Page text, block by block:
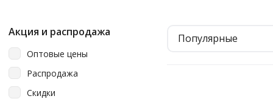
Акция и распродажа
Оптовые цены
Распродажа
Скидки
Популярные